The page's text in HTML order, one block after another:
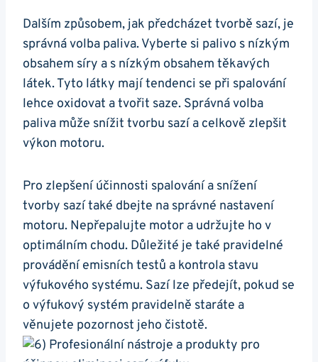
Dalším způsobem, jak předcházet tvorbě ‍sazí, je
správná volba paliva.‌ Vyberte si palivo s nízkým
obsahem síry a s ‌nízkým obsahem těkavých
látek. Tyto látky mají ⁣tendenci se při spalování
lehce‍ oxidovat⁤ a tvořit saze. ⁣Správná ⁣volba
paliva může snížit tvorbu sazí a celkově zlepšit
výkon motoru.⁤
Pro ⁤zlepšení⁢ účinnosti ⁢spalování a snížení
tvorby sazí⁤ také dbejte⁤ na ‍správné ⁣nastavení
motoru. Nepřepalujte motor ⁤a udržujte ho‌ v
optimálním chodu. Důležité je také⁢ pravidelné
provádění emisních‍ testů a kontrola stavu⁤
výfukového systému. Sazí ​lze předejít, ‌pokud se
o výfukový systém pravidelně staráte ‌a
věnujete pozornost ⁢jeho čistotě.